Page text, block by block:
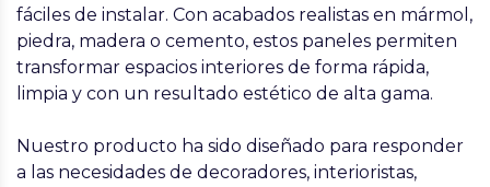
fáciles de instalar. Con acabados realistas en mármol,
piedra, madera o cemento, estos paneles permiten
transformar espacios interiores de forma rápida,
limpia y con un resultado estético de alta gama.
Nuestro producto ha sido diseñado para responder
a las necesidades de decoradores, interioristas,